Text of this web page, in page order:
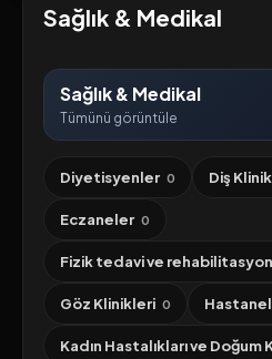
Sağlık & Medikal
Sağlık & Medikal
Tümünü görüntüle
Diyetisyenler 0 Diş
Eczaneler 0
Fizik tedavi ve
Göz Klinikleri 0
Kadın Hastalıkları ve Doğum